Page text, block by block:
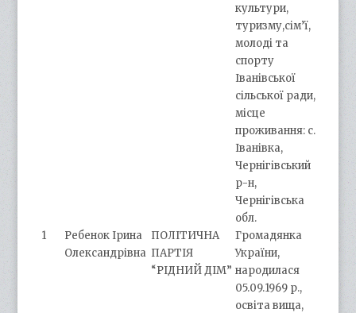
культури,
туризму,сім’ї,
молоді та
спорту
Іванівської
сільської ради,
місце
проживання: с.
Іванівка,
Чернігівський
р-н,
Чернігівська
обл.
1
Ребенок Ірина
Олександрівна
ПОЛІТИЧНА
ПАРТІЯ
“РІДНИЙ ДІМ”
Громадянка
України,
народилася
05.09.1969 р.,
освіта вища,